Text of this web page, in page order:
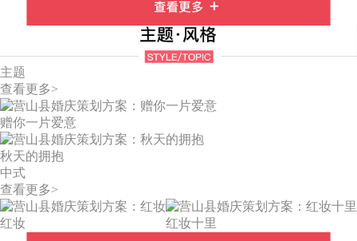
主题
查看更多>
赠你一片爱意
秋天的拥抱
中式
查看更多>
红妆 红妆十里